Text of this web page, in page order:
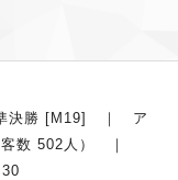
決勝 [M19] ｜ ア
客数 502人） ｜